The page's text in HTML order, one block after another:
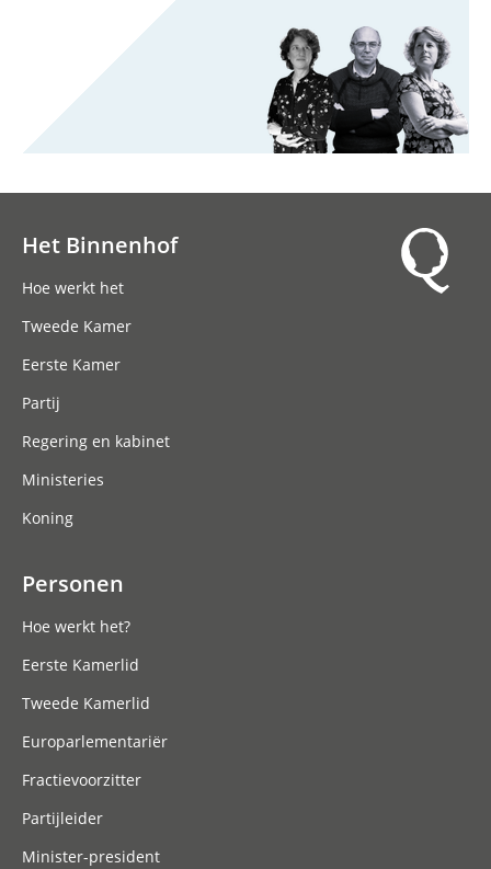
Het Binnenhof
Hoe werkt het
Tweede Kamer
Eerste Kamer
Partij
Regering en kabinet
Ministeries
Koning
Personen
Hoe werkt het?
Eerste Kamerlid
Tweede Kamerlid
Europarlementariër
Fractievoorzitter
Partijleider
Minister-president